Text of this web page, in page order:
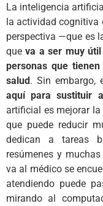
La inteligencia
la actividad cognitiva
perspectiva —que es
queva a ser muy
personas que
salud. Sin embargo,
aquí para sustituir
artificial es mejorar
que puede reducir
dedican a tareas
resúmenes y
va al médico se
atendiendo puede
mirando al